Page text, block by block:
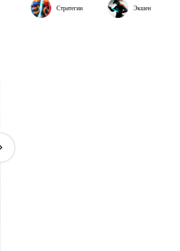
Стратегии Экшен